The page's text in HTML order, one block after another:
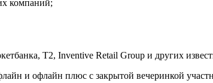
компаний;
Т2, Inventive Retail Group и других
и офлайн плюс с закрытой вечеринкой